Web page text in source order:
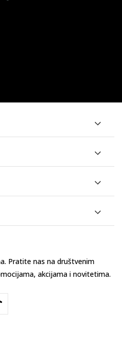
Pratite nas na društvenim
akcijama i novitetima.